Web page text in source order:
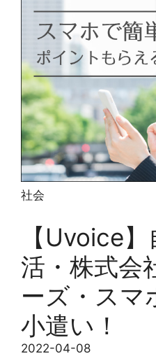
社会
【Uvoice
活・株式会
ーズ・スマ
小遣い！
2022-04-08